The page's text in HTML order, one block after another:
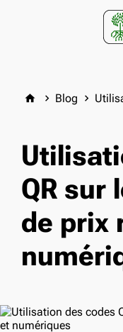
home keyboard_arrow_right Blog keyboard_arrow_right
QR sur
de prix